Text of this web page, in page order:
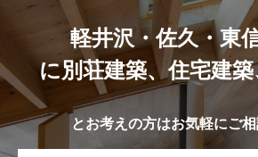
軽井沢・佐久・東
に別荘建築、住宅建
とお考えの方はお気軽にご